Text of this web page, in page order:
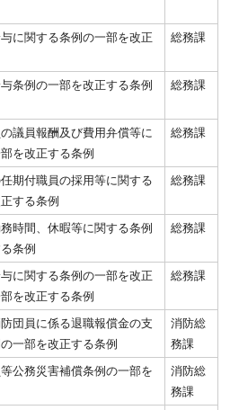
に関する条例の一部を改正
総務課
条例の一部を改正する条例 総務課
議員報酬及び費用弁償等に
を改正する条例
総務課
期付職員の採用等に関する
する条例
総務課
時間、休暇等に関する条例
条例
総務課
に関する条例の一部を改正
を改正する条例
総務課
団員に係る退職報償金の支
一部を改正する条例
消防総
務課
公務災害補償条例の一部を
消防総
務課